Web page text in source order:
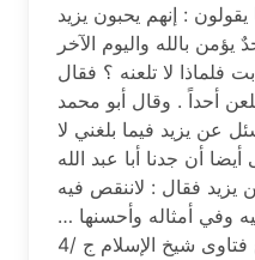
: ﺇﻧﻬﻢ ﻳﺤﺒﻮﻥ ﻳﺰﻳﺪ
ﺑﺎﻟﻠﻪ ﻭﺍﻟﻴﻮﻡ ﺍﻵﺧﺮ
ﺃﺣﺪﺍً . ﻭﻗﺎﻝ ﺃﺑﻮ ﻣﺤﻤﺪ
ﻋﻦ ﻳﺰﻳﺪ ﻓﻴﻤﺎ ﺑﻠﻐﻨﻲ ﻻ
ﺃﻥ ﺟﺪﻧﺎ ﺃﺑﺎ ﻋﺒﺪ ﺍﻟﻠﻪ
ﻳﺰﻳﺪ ﻓﻘﺎﻝ : ﻻﻧﻨﻘﺺ ﻓﻴﻪ
ﻭﻓﻲ ﺃﻣﺜﺎﻟﻪ ﻭﺃﺣﺴﻨﻬﺎ …